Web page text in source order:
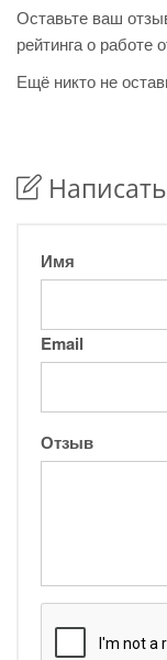
Оставьте ваш
рейтинга о работе
Ещё никто не
Имя
Email
Отзыв